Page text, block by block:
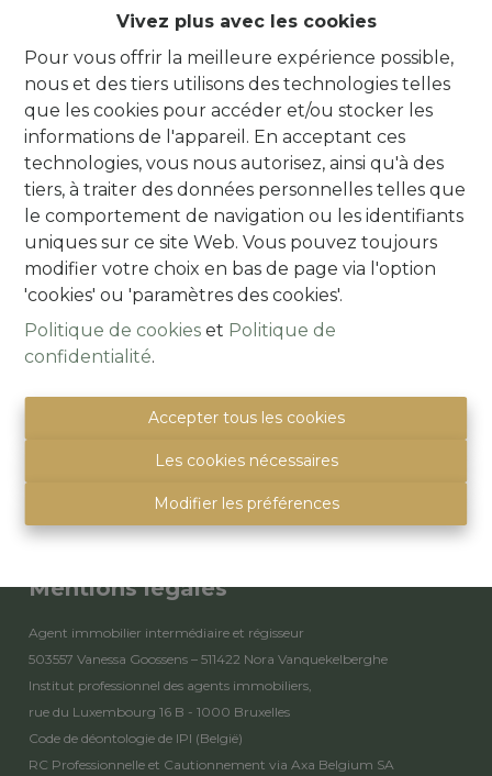
Vivez plus avec les cookies
Pour vous offrir la meilleure expérience possible,
nous et des tiers utilisons des technologies telles
que les cookies pour accéder et/ou stocker les
informations de l'appareil. En acceptant ces
technologies, vous nous autorisez, ainsi qu'à des
tiers, à traiter des données personnelles telles que
le comportement de navigation ou les identifiants
uniques sur ce site Web. Vous pouvez toujours
modifier votre choix en bas de page via l'option
'cookies' ou 'paramètres des cookies'.
Politique de cookies et Politique de
confidentialité.
Accepter tous les cookies
Les cookies nécessaires
Modifier les préférences
***IT'S A MATCH!*** Maison 3 faç. (3 ch.)
avec terrasse, jardin & garage
1620 Drogenbos | Ref: 675
3 150 m²
(Parking naast de deur)
info@immoquartier.be
Disclaimer-Privacy statement
Mentions légales
Agent immobilier intermédiaire et régisseur
503557 Vanessa Goossens – 511422 Nora Vanquekelberghe
Institut professionnel des agents immobiliers,
rue du Luxembourg 16 B - 1000 Bruxelles
Code de déontologie de IPI (België)
RC Professionnelle et Cautionnement via Axa Belgium SA